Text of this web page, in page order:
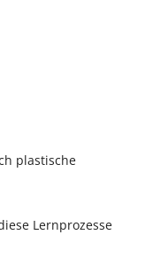
plastische
Lernprozesse